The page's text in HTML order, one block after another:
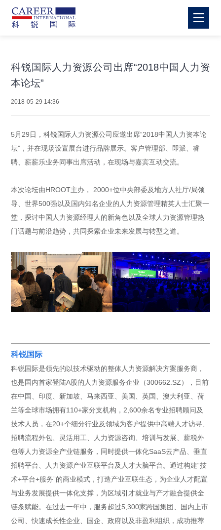
科锐国际人力资源公司出席“2018中国人力资
本论坛”
2018-05-29 14:36
5月29日，科锐国际人力资源公司应邀出席“2018中国人力资本论
坛”，并在现场设置展台进行品牌展示。客户管理部、即派、睿
聘、薪薪乐业务同事出席活动，在现场与嘉宾互动交流。
本次论坛由HROOT主办， 2000+位中央部委及地方人社厅/局领
导、世界500强以及国内知名企业的人力资源管理精英人士汇聚一
堂，探讨中国人力资源经理人的新角色以及全球人力资源管理热
门话题与前沿趋势，共同探索企业未来发展与转型之道。
科锐国际
科锐国际是领先的以技术驱动的整体人力资源解决方案服务商，
也是国内首家登陆A股的人力资源服务企业（300662.SZ），目前
在中国、印度、新加坡、马来西亚、美国、英国、澳大利亚、荷
兰等全球市场拥有110+家分支机构，2,600余名专业招聘顾问及
技术人员，在20+个细分行业及领域为客户提供中高端人才访寻、
招聘流程外包、灵活用工、人力资源咨询、培训与发展、薪税外
包等人力资源全产业链服务，同时提供一体化SaaS云产品、垂直
招聘平台、人力资源产业互联平台及人才大脑平台。通过构建“技
术+平台+服务”的商业模式，打造产业互联生态，为企业人才配置
与业务发展提供一体化支撑，为区域引才就业与产才融合提供全
链条赋能。在过去一年中，服务超过5,300家跨国集团、国内上市
公司、快速成长性企业、国企、政府以及非盈利组织，成功推荐